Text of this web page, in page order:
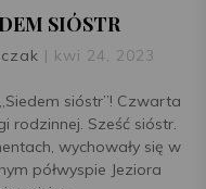
SIÓSTR
| kwi 24, 2023
sióstr”! Czwarta
rodzinnej. Sześć sióstr.
wychowały się w
półwyspie Jeziora